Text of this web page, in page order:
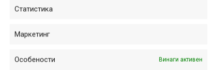
Статистика
Маркетинг
Особености Винаги активен
ползването на Split Pivot на общо 6 производители на
Основният въпрос през всички тези години на
заимствал чужда идея, дали евентуалната патентна